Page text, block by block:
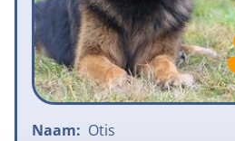
Naam: Otis